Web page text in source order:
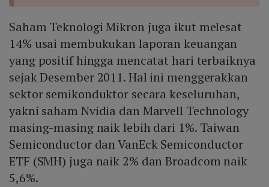
Saham Teknologi Mikron juga ikut melesat
14% usai membukukan laporan keuangan
yang positif hingga mencatat hari terbaiknya
sejak Desember 2011. Hal ini menggerakkan
sektor semikonduktor secara keseluruhan,
yakni saham Nvidia dan Marvell Technology
masing-masing naik lebih dari 1%. Taiwan
Semiconductor dan VanEck Semiconductor
ETF (SMH) juga naik 2% dan Broadcom naik
5,6%.